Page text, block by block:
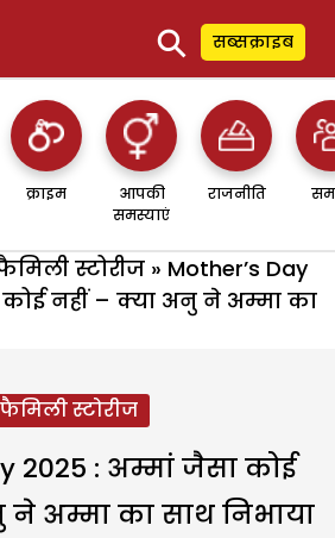
⚲ सब्सक्राइब
क्राइम
आपकी
समस्याएं
राजनीति
स्टोरीज » Mother’s Day
नहीं – क्या अनु ने अम्मा का
फैमिली स्टोरीज
2025 : अम्मां जैसा कोई
अम्मा का साथ निभाया